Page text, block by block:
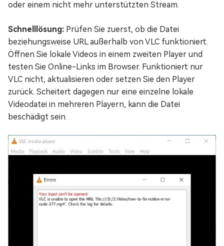
oder einem nicht mehr unterstützten Stream.
Schnelllösung: Prüfen Sie zuerst, ob die Datei
beziehungsweise URL außerhalb von VLC funktioniert.
Öffnen Sie lokale Videos in einem zweiten Player und
testen Sie Online-Links im Browser. Funktioniert nur
VLC nicht, aktualisieren oder setzen Sie den Player
zurück. Scheitert dagegen nur eine einzelne lokale
Videodatei in mehreren Playern, kann die Datei
beschädigt sein.